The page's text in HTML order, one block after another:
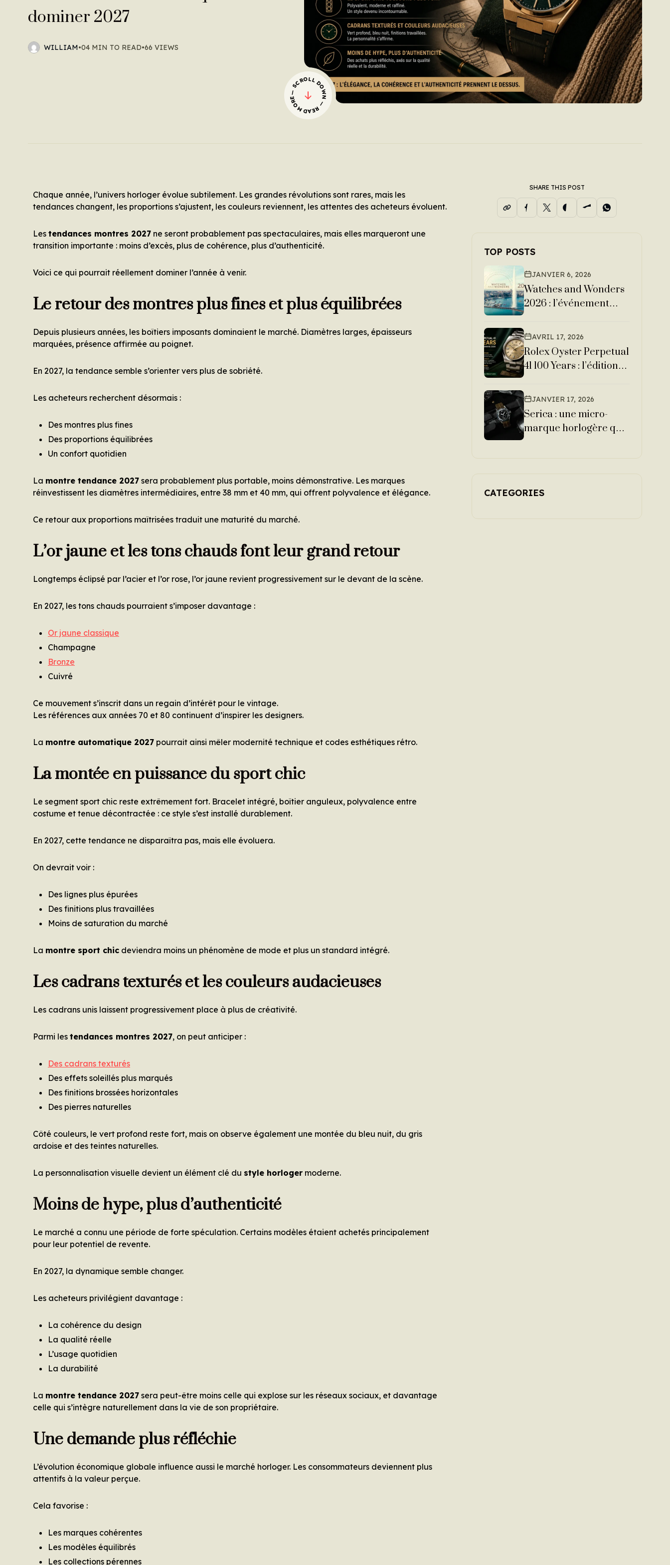
dominer 2027
WILLIAM•04 MIN TO READ•66 VIEWS
— SCROLL DOWN — READ MORE
Chaque année, l’univers horloger évolue subtilement. Les grandes révolutions sont rares, mais les
tendances changent, les proportions s’ajustent, les couleurs reviennent, les attentes des acheteurs évoluent.
Les tendances montres 2027 ne seront probablement pas spectaculaires, mais elles marqueront une
transition importante : moins d’excès, plus de cohérence, plus d’authenticité.
Voici ce qui pourrait réellement dominer l’année à venir.
Le retour des montres plus fines et plus équilibrées
Depuis plusieurs années, les boîtiers imposants dominaient le marché. Diamètres larges, épaisseurs
marquées, présence affirmée au poignet.
En 2027, la tendance semble s’orienter vers plus de sobriété.
Les acheteurs recherchent désormais :
Des montres plus fines
Des proportions équilibrées
Un confort quotidien
La montre tendance 2027 sera probablement plus portable, moins démonstrative. Les marques
réinvestissent les diamètres intermédiaires, entre 38 mm et 40 mm, qui offrent polyvalence et élégance.
Ce retour aux proportions maîtrisées traduit une maturité du marché.
L’or jaune et les tons chauds font leur grand retour
Longtemps éclipsé par l’acier et l’or rose, l’or jaune revient progressivement sur le devant de la scène.
En 2027, les tons chauds pourraient s’imposer davantage :
Or jaune classique
Champagne
Bronze
Cuivré
Ce mouvement s’inscrit dans un regain d’intérêt pour le vintage.
Les références aux années 70 et 80 continuent d’inspirer les designers.
La montre automatique 2027 pourrait ainsi mêler modernité technique et codes esthétiques rétro.
La montée en puissance du sport chic
Le segment sport chic reste extrêmement fort. Bracelet intégré, boîtier anguleux, polyvalence entre
costume et tenue décontractée : ce style s’est installé durablement.
En 2027, cette tendance ne disparaîtra pas, mais elle évoluera.
On devrait voir :
Des lignes plus épurées
Des finitions plus travaillées
Moins de saturation du marché
La montre sport chic deviendra moins un phénomène de mode et plus un standard intégré.
Les cadrans texturés et les couleurs audacieuses
Les cadrans unis laissent progressivement place à plus de créativité.
Parmi les tendances montres 2027, on peut anticiper :
Des cadrans texturés
Des effets soleillés plus marqués
Des finitions brossées horizontales
Des pierres naturelles
Côté couleurs, le vert profond reste fort, mais on observe également une montée du bleu nuit, du gris
ardoise et des teintes naturelles.
La personnalisation visuelle devient un élément clé du style horloger moderne.
Moins de hype, plus d’authenticité
Le marché a connu une période de forte spéculation. Certains modèles étaient achetés principalement
pour leur potentiel de revente.
En 2027, la dynamique semble changer.
Les acheteurs privilégient davantage :
La cohérence du design
La qualité réelle
L’usage quotidien
La durabilité
La montre tendance 2027 sera peut-être moins celle qui explose sur les réseaux sociaux, et davantage
celle qui s’intègre naturellement dans la vie de son propriétaire.
Une demande plus réfléchie
L’évolution économique globale influence aussi le marché horloger. Les consommateurs deviennent plus
attentifs à la valeur perçue.
Cela favorise :
Les marques cohérentes
Les modèles équilibrés
Les collections pérennes
SHARE THIS POST
TOP POSTS
JANVIER 6, 2026
Watches and Wonders
2026 : l’événement
incontournable de
Genève
AVRIL 17, 2026
Rolex Oyster Perpetual
41 100 Years : l’édition
l’histoire Oyster
JANVIER 17, 2026
Serica : une micro-
marque horlogère qui
CATEGORIES